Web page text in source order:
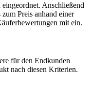
Anschließend
Preis anhand einer
mit ein.
für den Endkunden
nach diesen Kriterien.